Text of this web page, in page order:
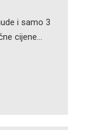
i samo 3
cijene…